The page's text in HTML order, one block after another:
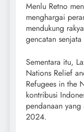
Menlu Retno
menghargai
mendukung
gencatan
Sementara itu,
Nations Relief
Refugees in the
kontribusi
pendanaan
2024.